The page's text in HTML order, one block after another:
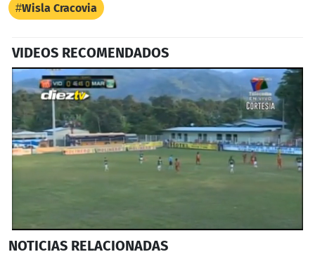
Wisla Cracovia
VIDEOS RECOMENDADOS
seconds
NOTICIAS RELACIONADAS